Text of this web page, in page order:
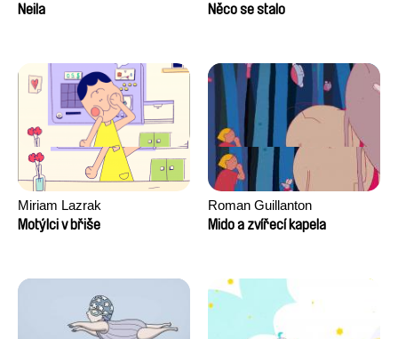
Desoutter, Amandine
David Tabar, Guillaume
Vezzoli, Eline Zhang
Neila
Něco se stalo
Miriam Lazrak
Motýlci v břiše
Roman Guillanton
Mido a zvířecí kapela